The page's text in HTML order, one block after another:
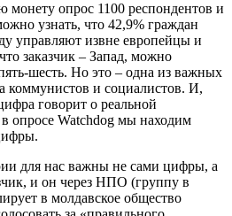
монету опрос 1100 респондентов и
узнать, что 42,9% граждан
управляют извне европейцы и
заказчик – Запад, можно
шесть. Но это – одна из важных
коммунистов и социалистов. И,
говорит о реальной
опросе Watchdog мы находим
для нас важны не сами цифры, а
и он через НПО (группу в
в молдавское общество